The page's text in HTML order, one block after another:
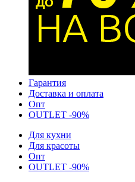
Гарантия
Доставка и оплата
Опт
OUTLET -90%
Для кухни
Для красоты
Опт
OUTLET -90%